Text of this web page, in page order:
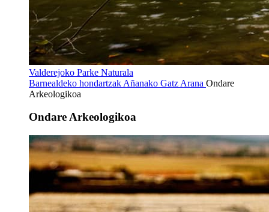
Valderejoko Parke Naturala
Barnealdeko hondartzak Añanako Gatz Arana Ondare
Arkeologikoa
Ondare Arkeologikoa